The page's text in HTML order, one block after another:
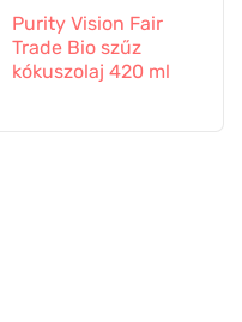
Purity Vision Fair
Trade Bio szűz
kókuszolaj 420 ml